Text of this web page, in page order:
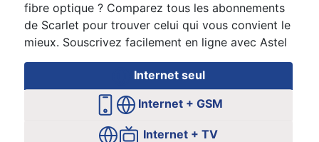
fibre optique ? Comparez tous les abonnements
de Scarlet pour trouver celui qui vous convient le
mieux. Souscrivez facilement en ligne avec Astel
Internet seul
Internet + GSM
Internet + TV